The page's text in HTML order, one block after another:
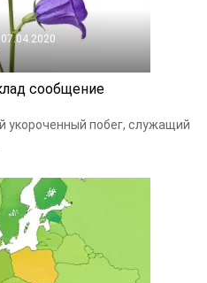
07.04.2020
сообщение
укороченный побег, служащий